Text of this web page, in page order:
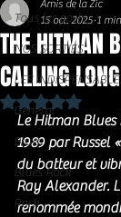
Tous les posts
NOS SORTIES
LES
Général
Blues
Blues Rock
Rock
THE HITMAN
CALLING
Amis de la Zic
15 oct. 2025 1
Noté NaN
Le Hitman Blues
1989 par Russel
du batteur et
Ray Alexander.
renommée